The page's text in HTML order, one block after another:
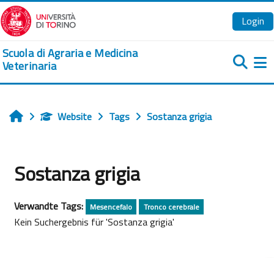
Zum Hauptinhalt
Login
Scuola di Agraria e Medicina
Veterinaria
Startseite
Website Tags Sostanza grigia
Sostanza grigia
Verwandte Tags: Mesencefalo Tronco cerebrale
Kein Suchergebnis für 'Sostanza grigia'